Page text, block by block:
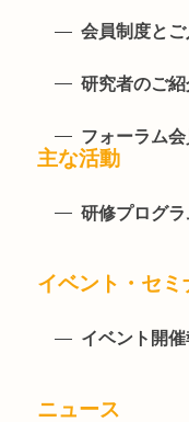
会員制度とご
研究者のご紹
フォーラム
主な活動
研修プログラ
イベント・セミ
イベント開
ニュース